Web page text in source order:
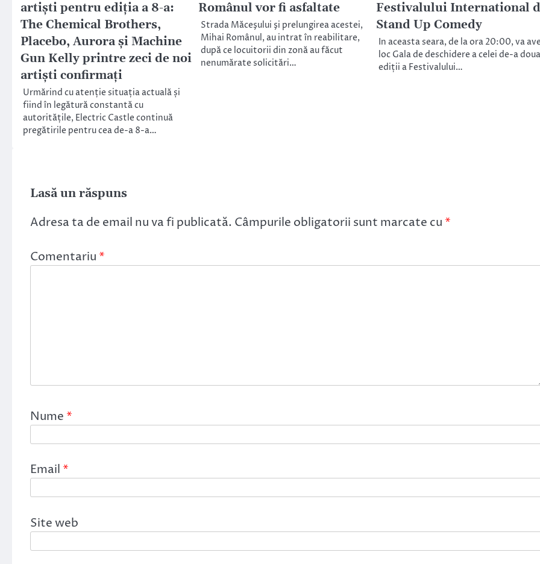
artiști pentru ediția a 8-a:
The Chemical Brothers,
Placebo, Aurora și Machine
Gun Kelly printre zeci de noi
artiști confirmați
Urmărind cu atenție situația actuală și
fiind în legătură constantă cu
autoritățile, Electric Castle continuă
pregătirile pentru cea de-a 8-a…
Românul vor fi asfaltate
Strada Măceşului şi prelungirea acestei,
Mihai Românul, au intrat în reabilitare,
după ce locuitorii din zonă au făcut
nenumărate solicitări…
Festivalului International
Stand Up Comedy
In aceasta seara, de la ora 20:00, va
loc Gala de deschidere a celei de-a doua
ediții a Festivalului…
Lasă un răspuns
Adresa ta de email nu va fi publicată. Câmpurile obligatorii sunt marcate cu *
Comentariu *
Nume *
Email *
Site web